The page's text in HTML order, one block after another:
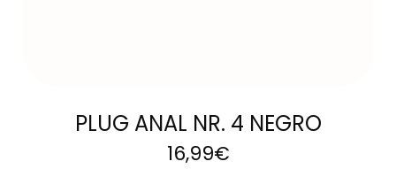
PLUG ANAL NR. 4 NEGRO
16,99€